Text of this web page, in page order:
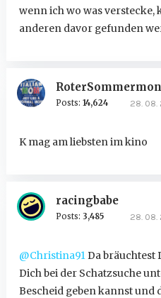
wenn ich wo was verstecke,
anderen davor gefunden
Posts: 14,624 28. 08.
K mag am liebsten im kino
racingbabe
Posts: 3,485 28.
@Christina91Da bräuchtest
Dich bei der Schatzsuche
Bescheid geben kannst und